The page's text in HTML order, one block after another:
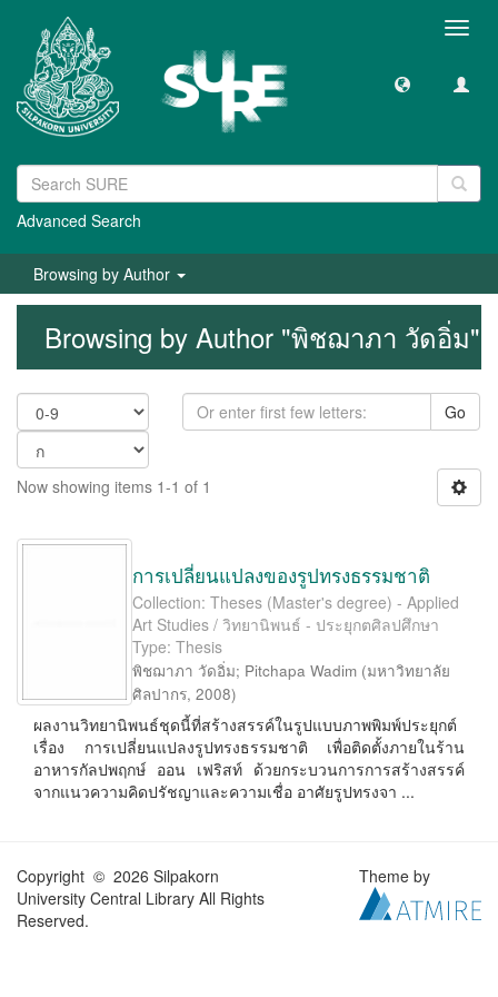
Advanced Search
Browsing by Author
Browsing by Author "พิชฌาภา วัดอิ่ม"
Go
Now showing items 1-1 of 1
การเปลี่ยนแปลงของรูปทรงธรรมชาติ
Collection: Theses (Master's degree) - Applied
Art Studies / วิทยานิพนธ์ - ประยุกตศิลปศึกษา
Type: Thesis
พิชฌาภา วัดอิ่ม; Pitchapa Wadim (มหาวิทยาลัย
ศิลปากร,2008)
ผลงานวิทยานิพนธ์ชุดนี้ที่สร้างสรรค์ในรูปแบบภาพพิมพ์ประยุกต์
เรื่อง การเปลี่ยนแปลงรูปทรงธรรมชาติ เพื่อติดตั้งภายในร้าน
อาหารกัลปพฤกษ์ ออน เฟริสท์ ด้วยกระบวนการการสร้างสรรค์
จากแนวความคิดปรัชญาและความเชื่อ อาศัยรูปทรงจา ...
Copyright © 2026 Silpakorn
University Central Library All Rights
Reserved.
Theme by